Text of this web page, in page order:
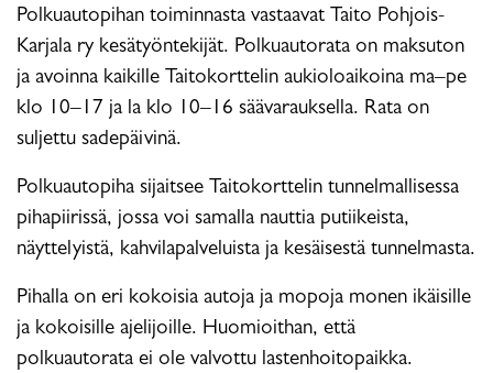
Polkuautopihan toiminnasta vastaavat Taito Pohjois-
Karjala ry kesätyöntekijät. Polkuautorata on maksuton
ja avoinna kaikille Taitokorttelin aukioloaikoina ma–pe
klo 10–17 ja la klo 10–16 säävarauksella. Rata on
suljettu sadepäivinä.
Polkuautopiha sijaitsee Taitokorttelin tunnelmallisessa
pihapiirissä, jossa voi samalla nauttia putiikeista,
näyttelyistä, kahvilapalveluista ja kesäisestä tunnelmasta.
Pihalla on eri kokoisia autoja ja mopoja monen ikäisille
ja kokoisille ajelijoille. Huomioithan, että
polkuautorata ei ole valvottu lastenhoitopaikka.